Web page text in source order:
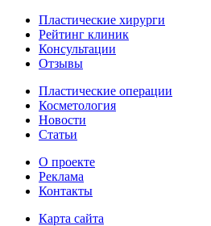
Пластические хирурги
Рейтинг клиник
Консультации
Отзывы
Пластические операции
Косметология
Новости
Статьи
О проекте
Реклама
Контакты
Карта сайта